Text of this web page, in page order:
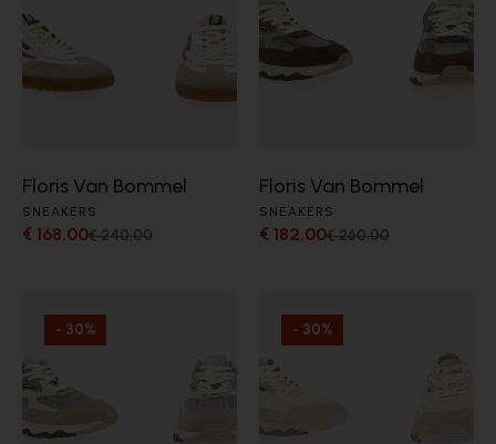
Floris Van Bommel
SNEAKERS
€ 168,00€ 240,00
Floris Van Bommel
SNEAKERS
€ 182,00€ 260,00
- 30% - 30%